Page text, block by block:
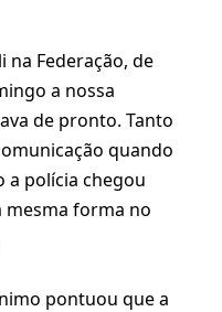
na Federação, de
a nossa
de pronto. Tanto
quando
a polícia chegou
mesma forma no
pontuou que a